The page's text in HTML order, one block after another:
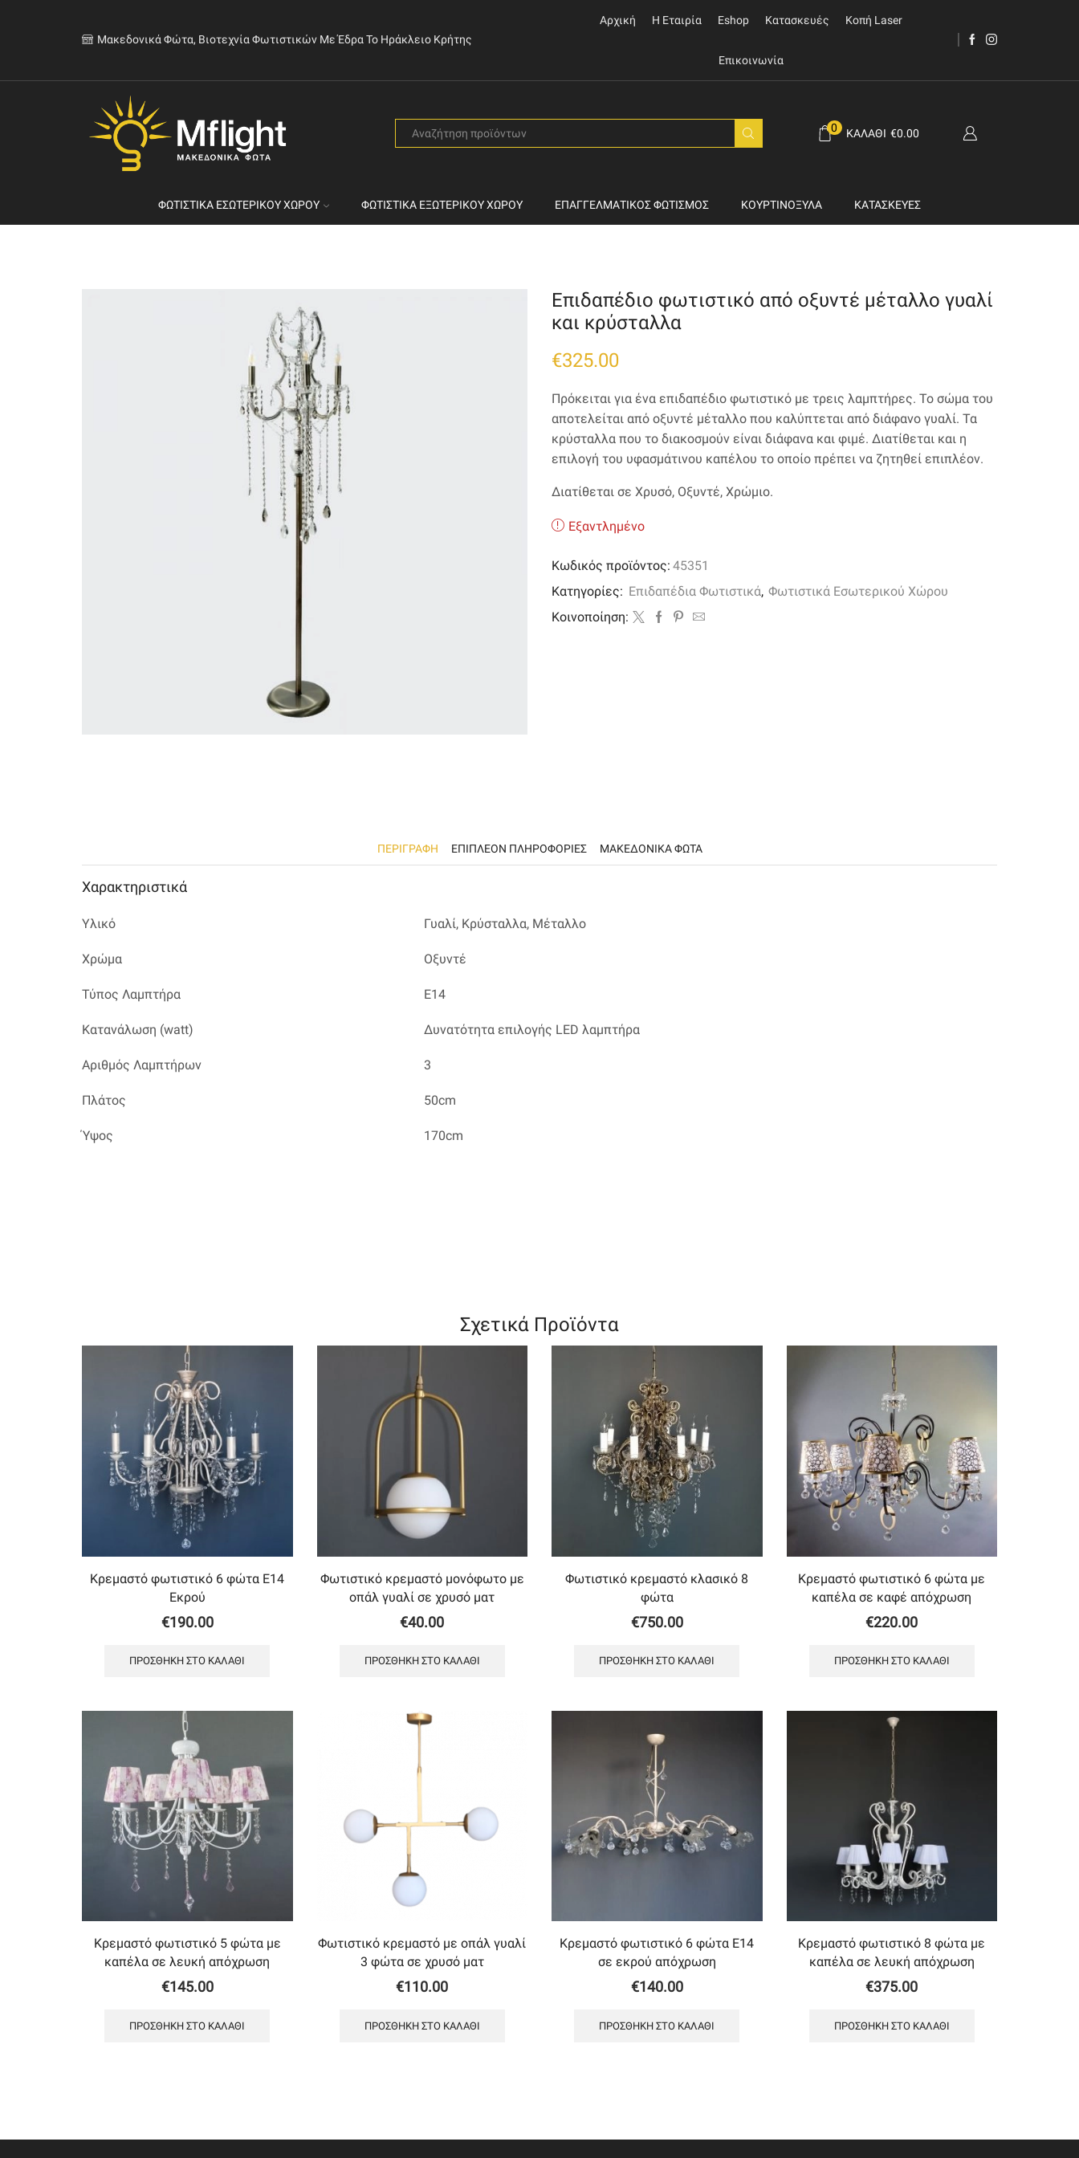
Μακεδονικά Φώτα, Βιοτεχνία Φωτιστικών Με Έδρα Το Ηράκλειο Κρήτης
Αρχική Η Εταιρία Eshop Κατασκευές Κοπή Laser
Επικοινωνία
0 ΚΑΛΆΘΙ €0.00
ΦΩΤΙΣΤΙΚΆ ΕΣΩΤΕΡΙΚΟΎ ΧΏΡΟΥ ΦΩΤΙΣΤΙΚΆ ΕΞΩΤΕΡΙΚΟΎ ΧΏΡΟΥ ΕΠΑΓΓΕΛΜΑΤΙΚΌΣ ΦΩΤΙΣΜΌΣ ΚΟΥΡΤΙΝΌΞΥΛΑ ΚΑΤΑΣΚΕΥΈΣ
Επιδαπέδιο φωτιστικό από οξυντέ μέταλλο γυαλί
και κρύσταλλα
€325.00
Πρόκειται για ένα επιδαπέδιο φωτιστικό με τρεις λαμπτήρες. Το σώμα του
αποτελείται από οξυντέ μέταλλο που καλύπτεται από διάφανο γυαλί. Τα
κρύσταλλα που το διακοσμούν είναι διάφανα και φιμέ. Διατίθεται και η
επιλογή του υφασμάτινου καπέλου το οποίο πρέπει να ζητηθεί επιπλέον.
Διατίθεται σε Χρυσό, Οξυντέ, Χρώμιο.
Εξαντλημένο
Κωδικός προϊόντος: 45351
Κατηγορίες: Επιδαπέδια Φωτιστικά, Φωτιστικά Εσωτερικού Χώρου
Kοινοποίηση:
ΠΕΡΙΓΡΑΦΉ ΕΠΙΠΛΈΟΝ ΠΛΗΡΟΦΟΡΊΕΣ ΜΑΚΕΔΟΝΙΚΑ ΦΩΤΑ
Χαρακτηριστικά
Υλικό Γυαλί, Κρύσταλλα, Μέταλλο
Χρώμα Οξυντέ
Τύπος Λαμπτήρα Ε14
Κατανάλωση (watt) Δυνατότητα επιλογής LED λαμπτήρα
Αριθμός Λαμπτήρων 3
Πλάτος 50cm
Ύψος 170cm
Σχετικά Προϊόντα
Κρεμαστό φωτιστικό 6 φώτα Ε14
Εκρού
€190.00
ΠΡΟΣΘΉΚΗ ΣΤΟ ΚΑΛΆΘΙ
Φωτιστικό κρεμαστό μονόφωτο με
οπάλ γυαλί σε χρυσό ματ
€40.00
ΠΡΟΣΘΉΚΗ ΣΤΟ ΚΑΛΆΘΙ
Φωτιστικό κρεμαστό κλασικό 8
φώτα
€750.00
ΠΡΟΣΘΉΚΗ ΣΤΟ ΚΑΛΆΘΙ
Κρεμαστό φωτιστικό 6 φώτα με
καπέλα σε καφέ απόχρωση
€220.00
ΠΡΟΣΘΉΚΗ ΣΤΟ ΚΑΛΆΘΙ
Κρεμαστό φωτιστικό 5 φώτα με
καπέλα σε λευκή απόχρωση
€145.00
ΠΡΟΣΘΉΚΗ ΣΤΟ ΚΑΛΆΘΙ
Φωτιστικό κρεμαστό με oπάλ γυαλί
3 φώτα σε χρυσό ματ
€110.00
ΠΡΟΣΘΉΚΗ ΣΤΟ ΚΑΛΆΘΙ
Κρεμαστό φωτιστικό 6 φώτα Ε14
σε εκρού απόχρωση
€140.00
ΠΡΟΣΘΉΚΗ ΣΤΟ ΚΑΛΆΘΙ
Κρεμαστό φωτιστικό 8 φώτα με
καπέλα σε λευκή απόχρωση
€375.00
ΠΡΟΣΘΉΚΗ ΣΤΟ ΚΑΛΆΘΙ